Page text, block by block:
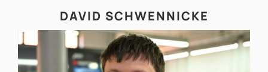
DAVID SCHWENNICKE